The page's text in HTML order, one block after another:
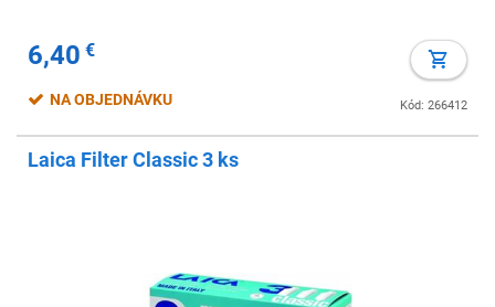
6,40 €
Kód: 266412
NA OBJEDNÁVKU
Laica Filter Classic 3 ks